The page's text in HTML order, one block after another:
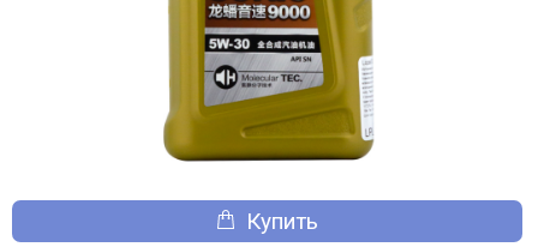
Купить